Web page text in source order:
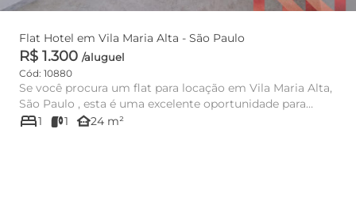
Flat Hotel em Vila Maria Alta - São Paulo
R$ 1.300 /aluguel
Cód: 10880
Se você procura um flat para locação em Vila Maria Alta,
São Paulo , esta é uma excelente oportunidade para
morar com ...
bed1 1 other_houses24 m²